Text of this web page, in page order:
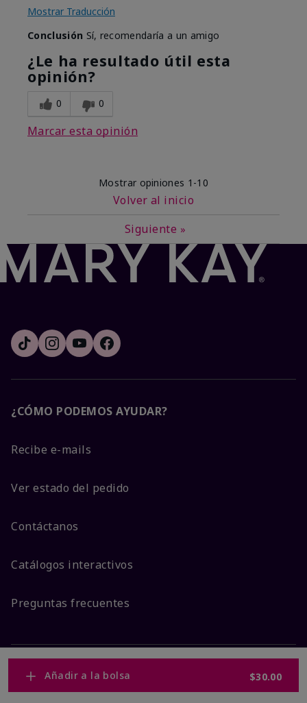
Añadir a la bolsa $30.00
Mostrar Traducción
Conclusión Sí, recomendaría a un amigo
¿Le ha resultado útil esta
opinión?
0 0
Marcar esta opinión
Mostrar opiniones 1-10
Volver al inicio
Siguiente »
¿CÓMO PODEMOS AYUDAR?
Recibe e-mails
Ver estado del pedido
Contáctanos
Catálogos interactivos
Preguntas frecuentes
ACERCA DE MARY KAY